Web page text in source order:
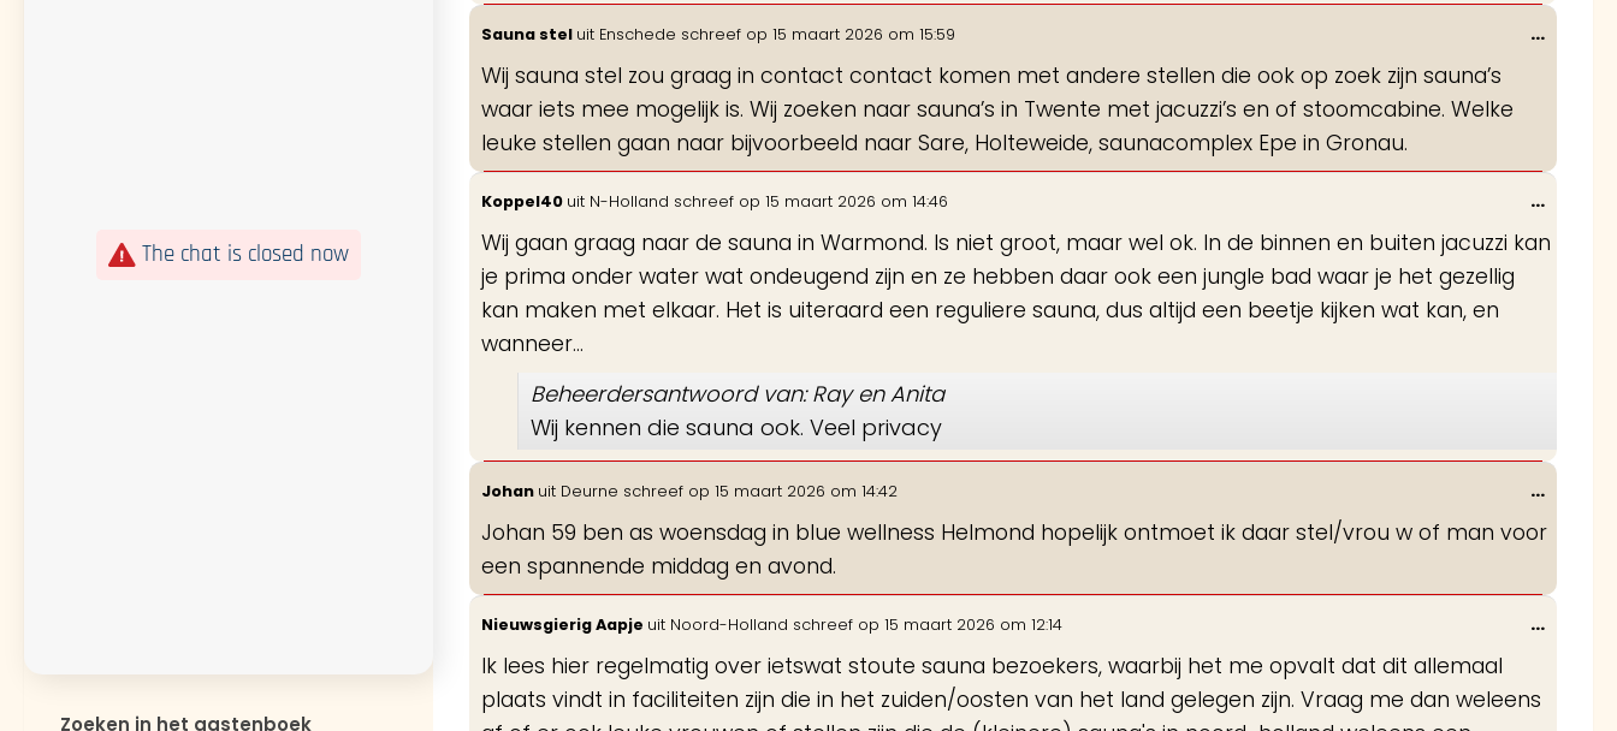
Sauna stel uit Enschede schreef op 15 maart 2026 om 15:59
Wij sauna stel zou graag in contact contact komen met andere stellen die ook op zoek zijn sauna’s
waar iets mee mogelijk is. Wij zoeken naar sauna’s in Twente met jacuzzi’s en of stoomcabine. Welke
leuke stellen gaan naar bijvoorbeeld naar Sare, Holteweide, saunacomplex Epe in Gronau.
...Wissel
Koppel40 uit N-Holland schreef op 15 maart 2026 om 14:46
Wij gaan graag naar de sauna in Warmond. Is niet groot, maar wel ok. In de binnen en buiten jacuzzi kan
je prima onder water wat ondeugend zijn en ze hebben daar ook een jungle bad waar je het gezellig
kan maken met elkaar. Het is uiteraard een reguliere sauna, dus altijd een beetje kijken wat kan, en
wanneer...
Beheerdersantwoord van: Ray en Anita
Wij kennen die sauna ook. Veel privacy
...Wissel
Johan uit Deurne schreef op 15 maart 2026 om 14:42
Johan 59 ben as woensdag in blue wellness Helmond hopelijk ontmoet ik daar stel/vrou w of man voor
een spannende middag en avond.
...Wissel
Nieuwsgierig Aapje uit Noord-Holland schreef op 15 maart 2026 om 12:14
Ik lees hier regelmatig over ietswat stoute sauna bezoekers, waarbij het me opvalt dat dit allemaal
plaats vindt in faciliteiten zijn die in het zuiden/oosten van het land gelegen zijn. Vraag me dan weleens
...Wissel
The chat is closed now
Zoeken in het gastenboek